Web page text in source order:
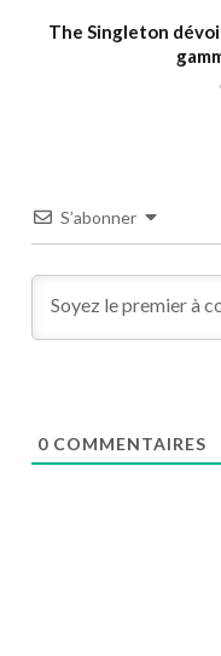
The Singleton
S’abonner
0 COMMENTAIRES